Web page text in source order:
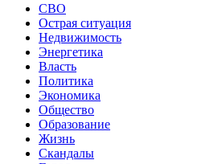
СВО
Острая ситуация
Недвижимость
Энергетика
Власть
Политика
Экономика
Общество
Образование
Жизнь
Скандалы